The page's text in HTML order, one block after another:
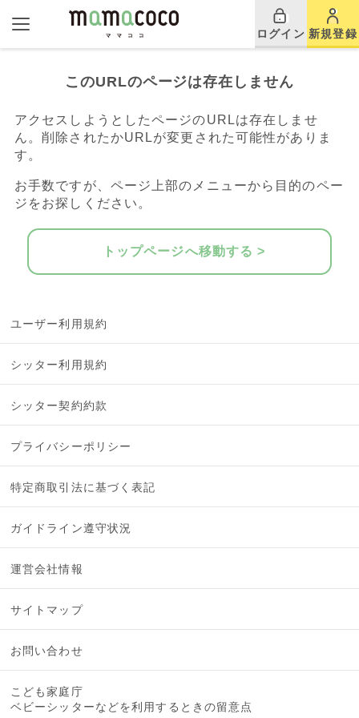
ログイン 新規登録
このURLのページは存在しません
アクセスしようとしたページのURLは存在しませ
ん。削除されたかURLが変更された可能性がありま
す。
お手数ですが、ページ上部のメニューから目的のペー
ジをお探しください。
トップページへ移動する >
ユーザー利用規約
シッター利用規約
シッター契約約款
プライバシーポリシー
特定商取引法に基づく表記
ガイドライン遵守状況
運営会社情報
サイトマップ
お問い合わせ
こども家庭庁
ベビーシッターなどを利用するときの留意点